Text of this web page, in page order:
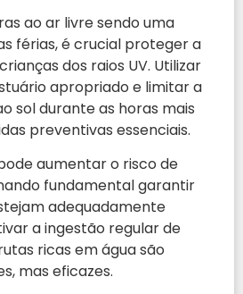
ao ar livre sendo uma
férias, é crucial proteger a
dos raios UV. Utilizar
apropriado e limitar a
sol durante as horas mais
preventivas essenciais.
aumentar o risco de
fundamental garantir
adequadamente
a ingestão regular de
ricas em água são
mas eficazes.